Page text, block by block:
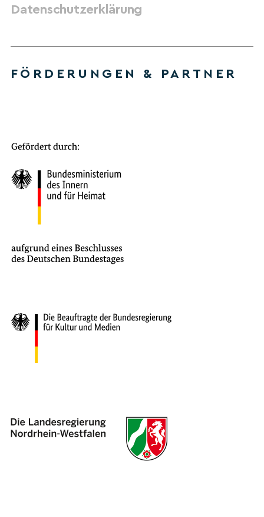
Datenschutzerklärung
FÖRDERUNGEN & PARTNER